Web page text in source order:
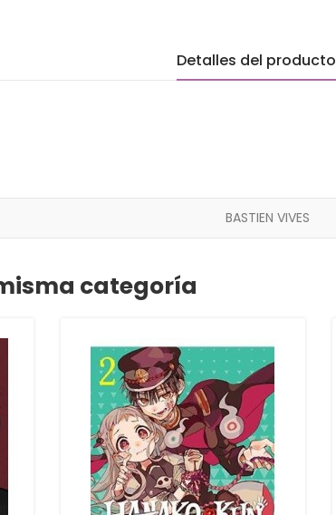
Detalles del producto
BASTIEN VIVES
categoría